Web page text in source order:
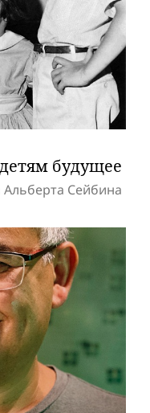
будущее
Сейбина